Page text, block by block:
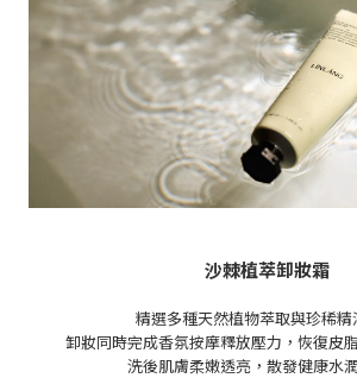
沙棘植萃卸妝霜
精選多種天然植物萃取與珍稀精
卸妝同時完成香氛按摩釋放壓力，恢復皮
洗後肌膚柔嫩透亮，散發健康水